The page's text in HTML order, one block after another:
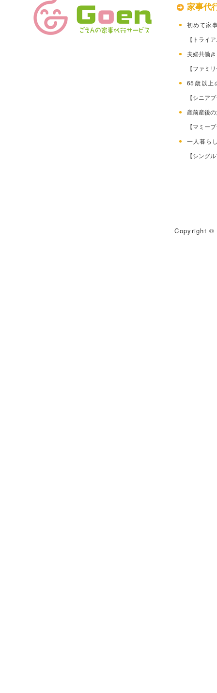
家事代
初めて家
【トライ
夫婦共働
【ファミ
65歳以
【シニア
産前産
【マミー
一人暮
【シング
Copyright